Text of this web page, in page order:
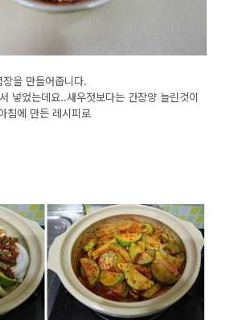
을 만들어줍니다.
넣었는데요..새우젓보다는 간장양 늘린것이
침에 만든 레시피로